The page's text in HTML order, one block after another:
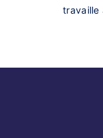
travaille